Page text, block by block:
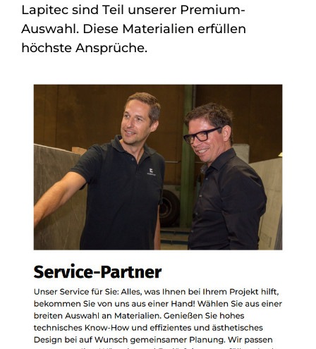
Lapitec sind Teil unserer Premium-
Auswahl. Diese Materialien erfüllen
höchste Ansprüche.